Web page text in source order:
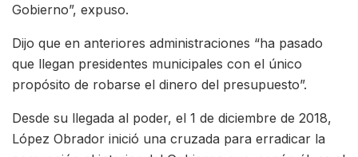
Gobierno”, expuso.
Dijo que en anteriores administraciones “ha pasado
que llegan presidentes municipales con el único
propósito de robarse el dinero del presupuesto”.
Desde su llegada al poder, el 1 de diciembre de 2018,
López Obrador inició una cruzada para erradicar la